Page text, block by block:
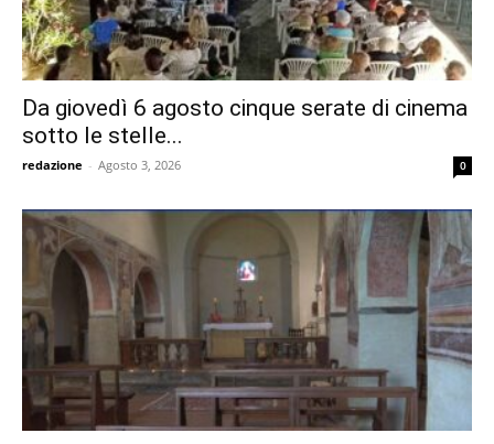
Da giovedì 6 agosto cinque serate di cinema
sotto le stelle...
redazione - Agosto 3, 2026 0